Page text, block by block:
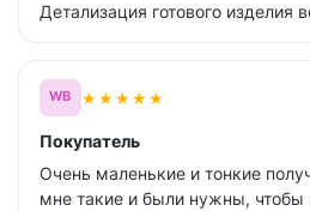
Детализация готового изделия
WB ★★★★★
Покупатель
Очень маленькие и тонкие
мне такие и были нужны, чтобы